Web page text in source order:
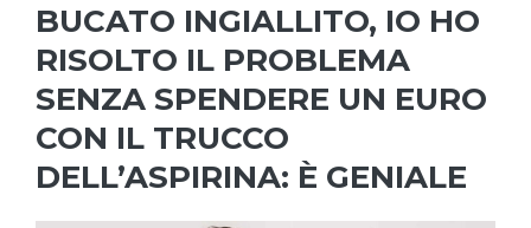
BUCATO INGIALLITO, IO HO
RISOLTO IL PROBLEMA
SENZA SPENDERE UN EURO
CON IL TRUCCO
DELL’ASPIRINA: È GENIALE